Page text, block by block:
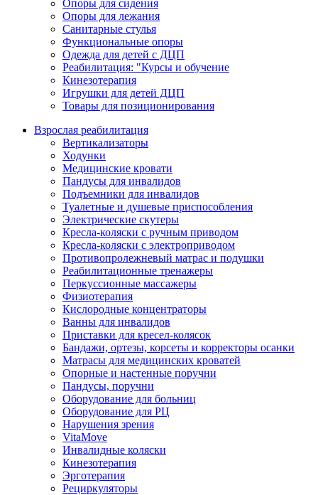
Опоры для сидения
Опоры для лежания
Санитарные стулья
Функциональные опоры
Одежда для детей с ДЦП
Реабилитация: "Курсы и обучение
Кинезотерапия
Игрушки для детей ДЦП
Товары для позиционирования
Взрослая реабилитация
Вертикализаторы
Ходунки
Медицинские кровати
Пандусы для инвалидов
Подъемники для инвалидов
Туалетные и душевые приспособления
Электрические скутеры
Кресла-коляски с ручным приводом
Кресла-коляски с электроприводом
Противопролежневый матрас и подушки
Реабилитационные тренажеры
Перкуссионные массажеры
Физиотерапия
Кислородные концентраторы
Ванны для инвалидов
Приставки для кресел-колясок
Бандажи, ортезы, корсеты и корректоры осанки
Матрасы для медицинских кроватей
Опорные и настенные поручни
Пандусы, поручни
Оборудование для больниц
Оборудование для РЦ
Нарушения зрения
VitaMove
Инвалидные коляски
Кинезотерапия
Эрготерапия
Рециркуляторы